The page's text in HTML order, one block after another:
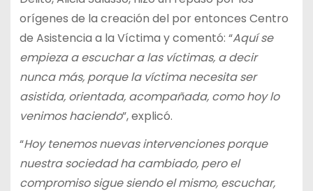
orígenes de la creación del por entonces Centro
de Asistencia a la Víctima y comentó: “Aquí se
empieza a escuchar a las víctimas, a decir
nunca más, porque la víctima necesita ser
asistida, orientada, acompañada, como hoy lo
venimos haciendo”, explicó.
“Hoy tenemos nuevas intervenciones porque
nuestra sociedad ha cambiado, pero el
compromiso sigue siendo el mismo, escuchar,